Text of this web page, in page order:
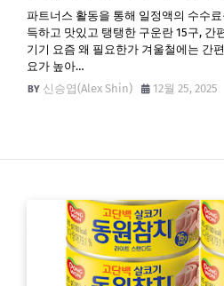
파트너스 활동을 통해 일정액의 수수
득하고 맛있고 탱탱한 구운란 15구, 간
기기 요즘 왜 필요한가 겨울철에는 간
요가 높아…
신승엽(Alex Shin)
12월 25, 2025